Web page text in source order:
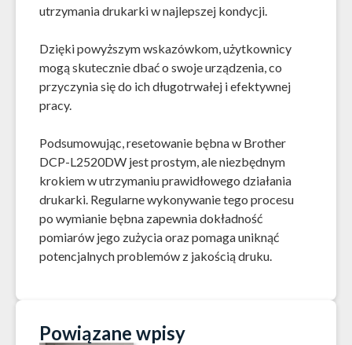
utrzymania drukarki w najlepszej kondycji.
Dzięki powyższym wskazówkom, użytkownicy
mogą skutecznie dbać o swoje urządzenia, co
przyczynia się do ich długotrwałej i efektywnej
pracy.
Podsumowując, resetowanie bębna w Brother
DCP-L2520DW jest prostym, ale niezbędnym
krokiem w utrzymaniu prawidłowego działania
drukarki. Regularne wykonywanie tego procesu
po wymianie bębna zapewnia dokładność
pomiarów jego zużycia oraz pomaga uniknąć
potencjalnych problemów z jakością druku.
Powiązane wpisy